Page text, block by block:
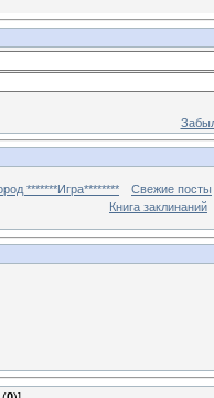
*******Игра********
Свежие посты
Книга заклинаний